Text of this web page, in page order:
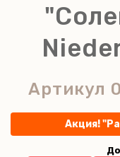
Артикул
Акция!